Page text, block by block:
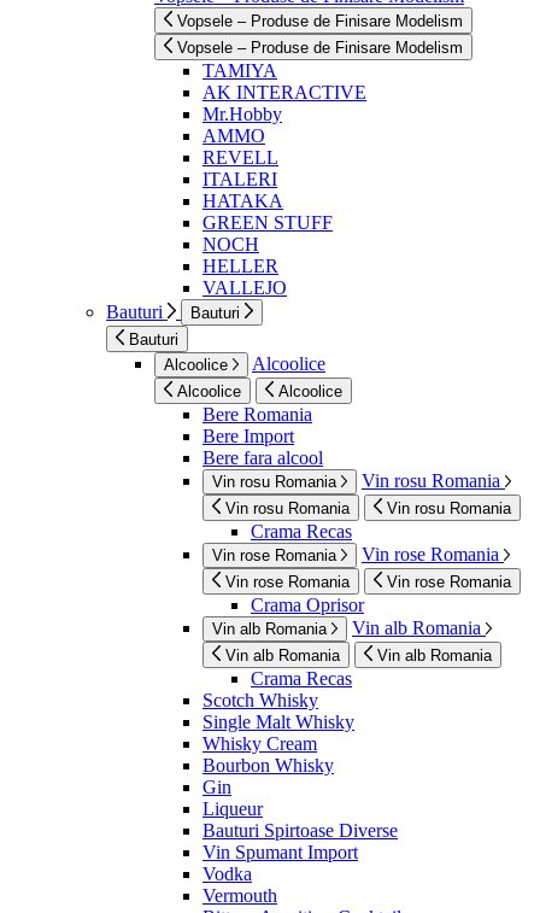
Vopsele – Produse de Finisare Modelism
Vopsele – Produse de Finisare Modelism
TAMIYA
AK INTERACTIVE
Mr.Hobby
AMMO
REVELL
ITALERI
HATAKA
GREEN STUFF
NOCH
HELLER
VALLEJO
Bauturi
Bauturi
Bauturi
Alcoolice
Alcoolice
Alcoolice Alcoolice
Bere Romania
Bere Import
Bere fara alcool
Vin rosu Romania Vin rosu Romania
Vin rosu Romania Vin rosu Romania
Crama Recas
Vin rose Romania Vin rose Romania
Vin rose Romania Vin rose Romania
Crama Oprisor
Vin alb Romania Vin alb Romania
Vin alb Romania Vin alb Romania
Crama Recas
Scotch Whisky
Single Malt Whisky
Whisky Cream
Bourbon Whisky
Gin
Liqueur
Bauturi Spirtoase Diverse
Vin Spumant Import
Vodka
Vermouth